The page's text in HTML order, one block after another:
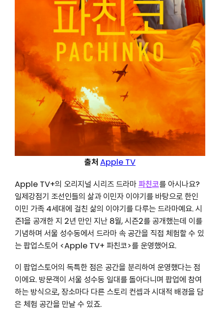
출처 Apple TV
Apple TV+의 오리지널 시리즈 드라마파친코를 아시나요?
일제강점기 조선인들의 삶과 이민자 이야기를 바탕으로 한인
이민 가족 4세대에 걸친 삶의 이야기를 다루는 드라마예요. 시
즌1을 공개한 지 2년 만인 지난 8월, 시즌2를 공개했는데 이를
기념하며 서울 성수동에서 드라마 속 공간을 직접 체험할 수 있
는 팝업스토어 <Apple TV+ 파친코>를 운영했어요.
이 팝업스토어의 독특한 점은 공간을 분리하여 운영했다는 점
이에요. 방문객이 서울 성수동 일대를 돌아다니며 팝업에 참여
하는 방식으로, 장소마다 다른 스토리 컨셉과 시대적 배경을 담
은 체험 공간을 만날 수 있죠.